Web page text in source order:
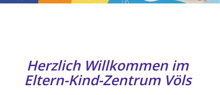
Herzlich Willkommen im
Eltern-Kind-Zentrum Völs